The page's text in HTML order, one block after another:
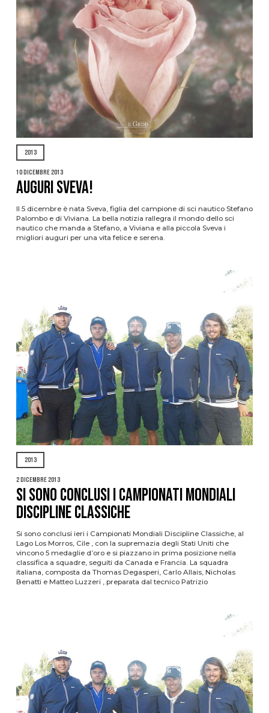
2013
10 Dicembre 2013
AUGURI SVEVA!
Il 5 dicembre è nata Sveva, figlia del campione di sci nautico Stefano
Palombo e di Viviana. La bella notizia rallegra il mondo dello sci
nautico che manda a Stefano, a Viviana e alla piccola Sveva i
migliori auguri per una vita felice e serena.
2013
2 Dicembre 2013
SI SONO CONCLUSI I CAMPIONATI MONDIALI
DISCIPLINE CLASSICHE
Si sono conclusi ieri i Campionati Mondiali Discipline Classiche, al
Lago Los Morros, Cile , con la supremazia degli Stati Uniti che
vincono 5 medaglie d’oro e si piazzano in prima posizione nella
classifica a squadre, seguiti da Canada e Francia. La squadra
italiana, composta da Thomas Degasperi, Carlo Allais, Nicholas
Benatti e Matteo Luzzeri , preparata dal tecnico Patrizio